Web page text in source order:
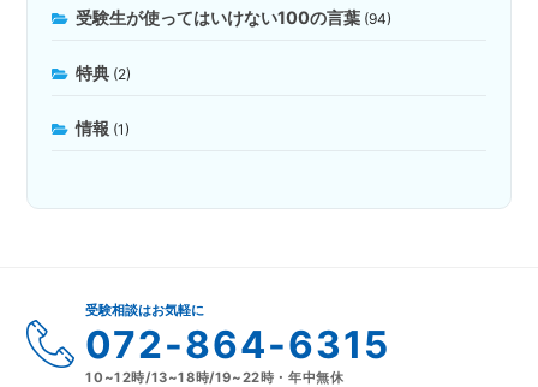
受験生が使ってはいけない100の言葉 (94)
特典 (2)
情報 (1)
受験相談はお気軽に
072-864-6315
10~12時/13~18時/19~22時・年中無休